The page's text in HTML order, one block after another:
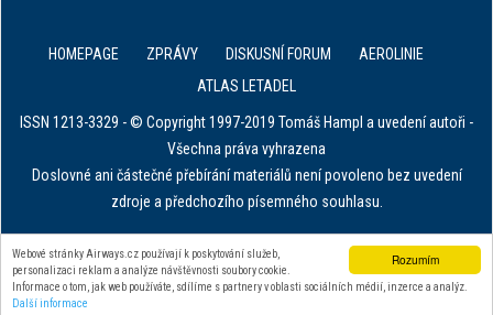
Rozumím
Webové stránky Airways.cz používají k poskytování služeb,
personalizaci reklam a analýze návštěvnosti soubory cookie.
Informace o tom, jak web používáte, sdílíme s partnery v oblasti sociálních médií, inzerce a analýz.
Další informace
HOMEPAGE ZPRÁVY DISKUSNÍ FORUM
AEROLINIE
ATLAS LETADEL
ISSN 1213-3329 - © Copyright 1997-2019 Tomáš Hampl a uvedení autoři -
Všechna práva vyhrazena
Doslovné ani částečné přebírání materiálů není povoleno bez uvedení
zdroje a předchozího písemného souhlasu.
E. in ART for african IVF clinics
Zařízení na stahování dat z tachografu